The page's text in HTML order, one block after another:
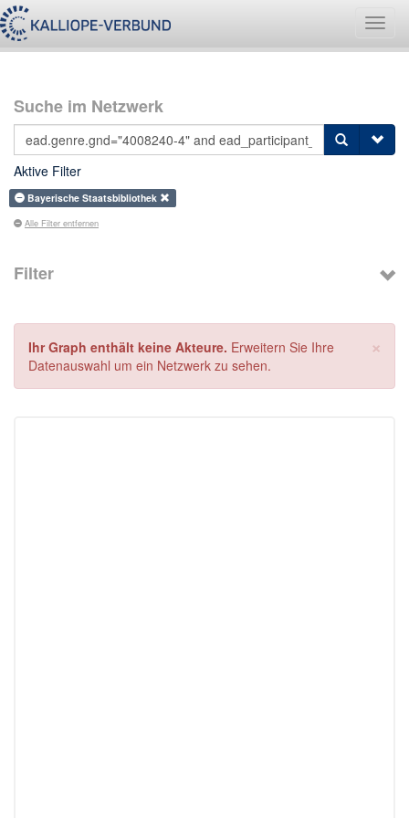
Suche im Netzwerk
Aktive Filter
Bayerische Staatsbibliothek
Alle Filter entfernen
Filter
×
Ihr Graph enthält keine Akteure. Erweitern Sie Ihre
Datenauswahl um ein Netzwerk zu sehen.